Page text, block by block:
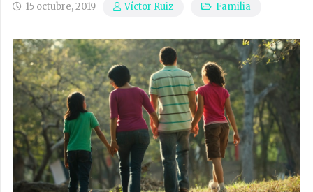
15 octubre, 2019 Víctor Ruiz Familia